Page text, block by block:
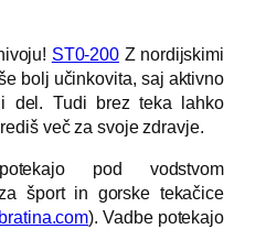
ST0-200 Z nordijskimi
bolj učinkovita, saj aktivno
del. Tudi brez teka lahko
več za svoje zdravje.
pod vodstvom
šport in gorske tekačice
). Vadbe potekajo